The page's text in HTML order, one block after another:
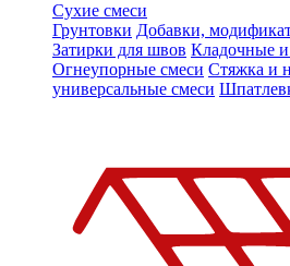
Сухие смеси
Грунтовки Добавки,
Затирки для швов Кладочные
Огнеупорные смеси Стяжка и
универсальные смеси